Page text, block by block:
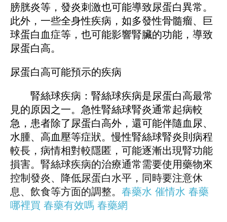
膀胱炎等，發炎刺激也可能導致尿蛋白異常。
此外，一些全身性疾病，如多發性骨髓瘤、巨
球蛋白血症等，也可能影響腎臟的功能，導致
尿蛋白高。
尿蛋白高可能預示的疾病
腎絲球疾病：腎絲球疾病是尿蛋白高最常
見的原因之一。急性腎絲球腎炎通常起病較
急，患者除了尿蛋白高外，還可能伴隨血尿、
水腫、高血壓等症狀。慢性腎絲球腎炎則病程
較長，病情相對較隱匿，可能逐漸出現腎功能
損害。腎絲球疾病的治療通常需要使用藥物來
控制發炎、降低尿蛋白水平，同時要注意休
息、飲食等方面的調整。 春藥水 催情水 春藥
哪裡買 春藥有效嗎 春藥網